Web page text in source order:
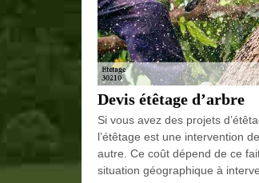
Devis étêtage d’arbre
Si vous avez des projets
l’étêtage est une intervention
autre. Ce coût dépend de ce
situation géographique à